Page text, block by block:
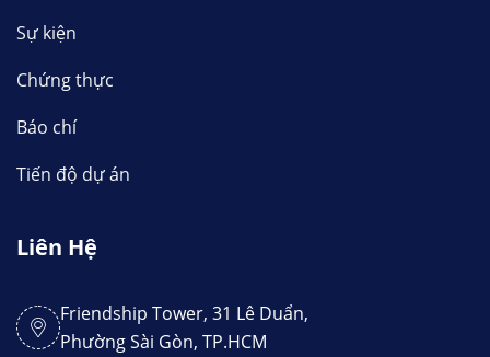
Sự kiện
Chứng thực
Báo chí
Tiến độ dự án
Liên Hệ
Friendship Tower, 31 Lê Duẩn,
Phường Sài Gòn, TP.HCM